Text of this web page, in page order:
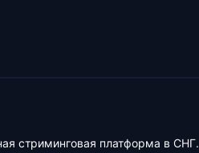
стриминговая платформа в СНГ.